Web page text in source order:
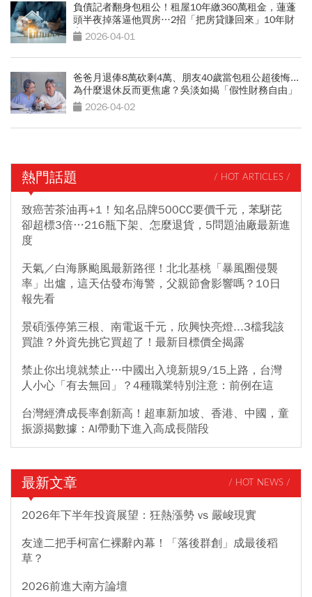
負債記者翻身包租公！租屋10年繳360萬租金，蓮蓬
頭半夜掉落逼他買房…2招「把房貸賺回來」10年財
富自由
2026-04-01
爸爸月退俸8萬砍剩4萬、朋友40歲當包租公超後悔...
為什麼退休反而更焦慮？吳淡如揭「假性財務自由」
5大危機
2026-04-02
熱門話題 / HOT ARTICLES /
致癌苦茶油再+1！知名品牌500CC要價千元，苯駢芘
卻超標3倍…216瓶下架、怎麼退貨，5問題油廠最新進
度
天氣／白海豚颱風最新路徑！北北基桃「暴風圈侵襲
率」出爐，這天估發布海警，父親節會影響嗎？10日
報先看
景碩漲停第三根、南電返千元，欣興快亮燈...3檔我該
買誰？外資先挑它買超了！最新目標價全揭露
禁止你出境就禁止…中國出入境新規9/15上路，台灣
人小心「有去無回」？4種職業特別注意：前例在這
台灣經濟成長率創新高！超車新加坡、香港、中國，童
振源揭數據：AI帶動下進入高成長階段
最新文章 / HOT NEWS /
2026年下半年投資展望：狂熱漲勢 vs 嚴峻現實
友達二把手柯富仁裸辭內幕！「落後群創」成最後稻
草？
2026前進大南方論壇